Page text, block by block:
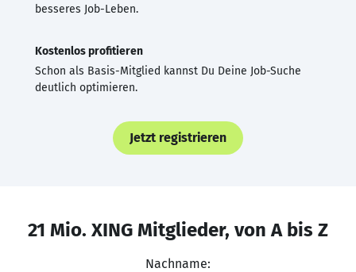
besseres Job-Leben.
Kostenlos profitieren
Schon als Basis-Mitglied kannst Du Deine Job-Suche
deutlich optimieren.
Jetzt registrieren
21 Mio. XING Mitglieder, von A bis Z
Nachname: